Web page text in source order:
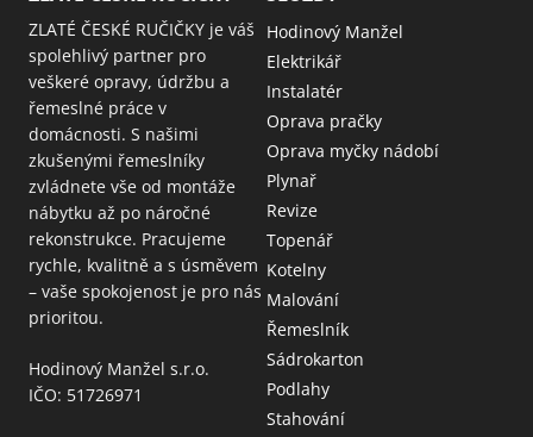
ZLATÉ ČESKÉ RUČIČKY je váš
spolehlivý partner pro
veškeré opravy, údržbu a
řemeslné práce v
domácnosti. S našimi
zkušenými řemeslníky
zvládnete vše od montáže
nábytku až po náročné
rekonstrukce. Pracujeme
rychle, kvalitně a s úsměvem
– vaše spokojenost je pro nás
prioritou.
Hodinový Manžel s.r.o.
IČO: 51726971
Hodinový Manžel
Elektrikář
Instalatér
Oprava pračky
Oprava myčky nádobí
Plynař
Revize
Topenář
Kotelny
Malování
Řemeslník
Sádrokarton
Podlahy
Stahování